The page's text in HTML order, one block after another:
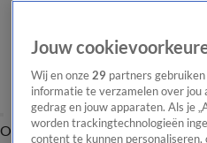
OverzichtAfleveringen Entertainment
Jouw
Wij en onze 29 partners
informatie te verzamelen over jou
gedrag en jouw apparaten. Als je
worden trackingtechnologieën
content te kunnen